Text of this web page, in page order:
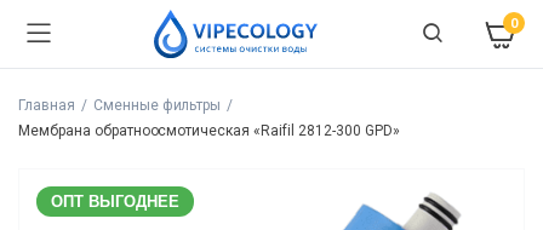
0
Главная
Сменные фильтры
Мембрана обратноосмотическая «Raifil 2812-300 GPD»
ОПТ ВЫГОДНЕЕ